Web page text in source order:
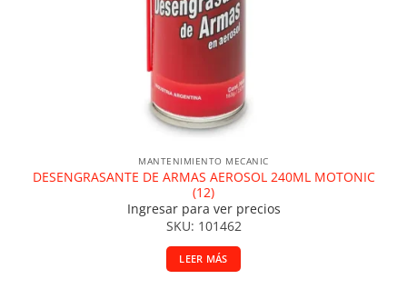
MANTENIMIENTO MECANIC
DESENGRASANTE DE ARMAS AEROSOL 240ML MOTONIC
(12)
Ingresar para ver precios
SKU: 101462
LEER MÁS